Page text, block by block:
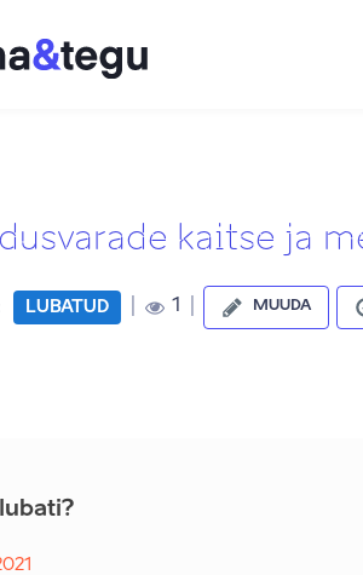
kaitse ja
LUBATUD 1 MUUDA